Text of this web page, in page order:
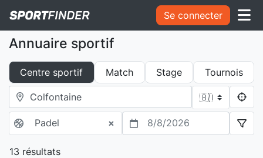
Se connecter
Annuaire sportif
Centre sportif Match Stage Tournois
×
Padel 8/8/2026
13 résultats